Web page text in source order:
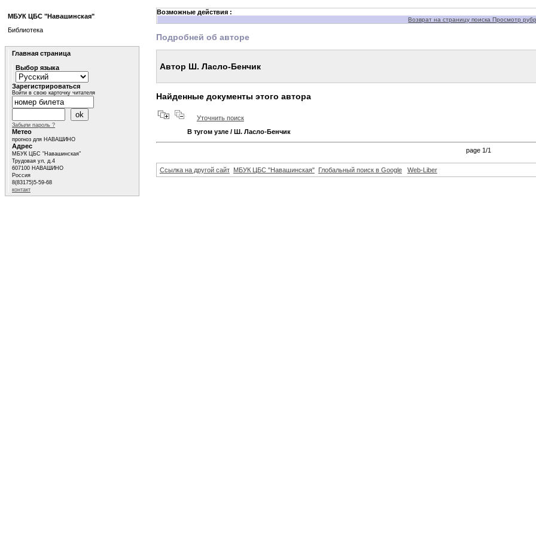
Возможные действия :
Возврат на страницу поиска Просмотр
Подробней об авторе
Автор Ш. Ласло-Бенчик
Найденные документы этого автора
Уточнить поиск
В тугом узле/ Ш. Ласло-Бенчик
page 1/1
Ссылка на другой сайт МБУК ЦБС "Навашинская" Глобальный поиск в Google Web-Liber
МБУК ЦБС "Навашинская"
Библиотека
Главная страница
Выбор языка
Зарегистрироваться
Войти в свою карточку читателя
Забыли пароль ?
Метео
прогноз для НАВАШИНО
Адрес
МБУК ЦБС "Навашинская"
Трудовая ул, д.4
607100 НАВАШИНО
Россия
8(83175)5-59-68
контакт